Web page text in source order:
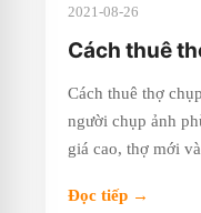
2021-08-26
Cách thuê
Cách thuê thợ
người chụp ảnh
giá cao, thợ mới
Đọc tiếp →